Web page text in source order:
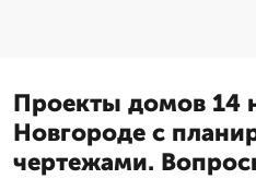
Проекты домов 14
Новгороде с
чертежами.